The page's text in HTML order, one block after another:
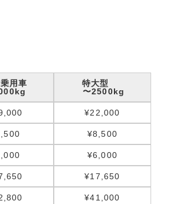
用車
特大型
〜2500kg
¥22,000
¥8,500
¥6,000
¥17,650
¥41,000